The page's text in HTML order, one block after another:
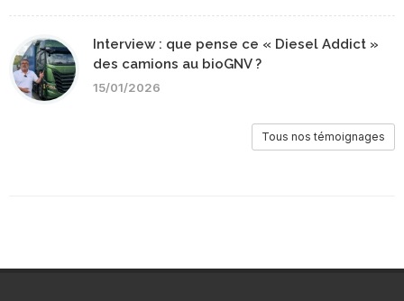
Interview : que pense ce « Diesel Addict »
des camions au bioGNV ?
15/01/2026
Tous nos témoignages